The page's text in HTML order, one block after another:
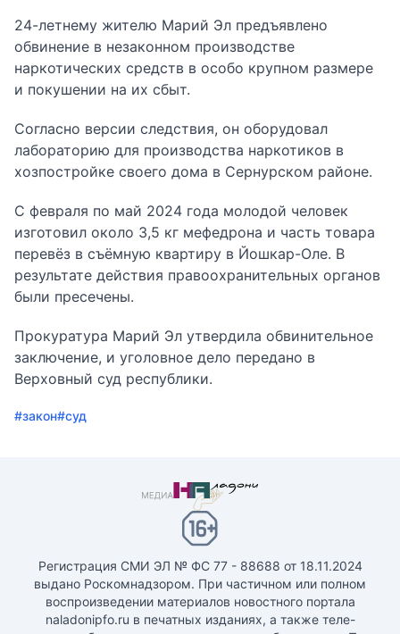
24-летнему жителю Марий Эл предъявлено
обвинение в незаконном производстве
наркотических средств в особо крупном размере
и покушении на их сбыт.
Согласно версии следствия, он оборудовал
лабораторию для производства наркотиков в
хозпостройке своего дома в Сернурском районе.
С февраля по май 2024 года молодой человек
изготовил около 3,5 кг мефедрона и часть товара
перевёз в съёмную квартиру в Йошкар-Оле. В
результате действия правоохранительных органов
были пресечены.
Прокуратура Марий Эл утвердила обвинительное
заключение, и уголовное дело передано в
Верховный суд республики.
#закон#суд
Регистрация СМИ ЭЛ № ФС 77 - 88688 от 18.11.2024
выдано Роскомнадзором. При частичном или полном
воспроизведении материалов новостного портала
naladonipfo.ru в печатных изданиях, а также теле-